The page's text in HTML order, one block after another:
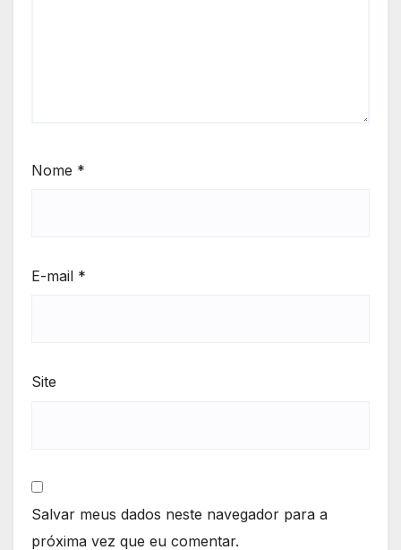
Nome *
E-mail *
Site
Salvar meus dados neste navegador para a
próxima vez que eu comentar.